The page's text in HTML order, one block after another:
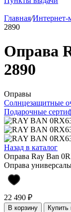
Главная/Интернет-
2890
Оправа
2890
Оправы
Солнцезащитные
Подарочные
Назад в каталог
Оправа Ray Ban
Оправа
22 490 ₽
В корзину Купить